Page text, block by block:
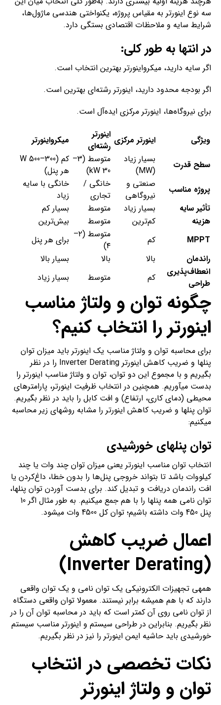
سه نوع اینورتر به مقیاس پروژه، یکنواختی هندسی ماژول‌ها،
شرایط سایه و ملاحظات اقتصادی بستگی دارد.
در انتها به طور کلی:
اگر سایه دارید، میکرواینورتر بهترین انتخاب است.
اگر بودجه محدود دارید، اینورتر رشته‌ای بهترین است.
برای نیروگاه‌ها، اینورتر مرکزی ایده‌آل است.
ویژگی اینورتر مرکزی اینورتر
رشته‌ای
میکرواینورتر
سطح قدرت
بسیار زیاد
(MW)
متوسط (3–
30 kW)
کم (300–500 W
هر پنل)
پروژه مناسب
صنعتی و
نیروگاهی
خانگی /
تجاری
خانگی با سایه
زیاد
تأثیر سایه
بسیار زیاد متوسط
بسیار کم
هزینه
کم‌ترین متوسط
بیش‌ترین
MPPT
کم
متوسط (۲–
۴)
برای هر پنل
راندمان
بالا بالا
بسیار بالا
انعطاف‌پذیری
طراحی
کم متوسط بسیار زیاد
چگونه توان و ولتاژ مناسب
اینورتر را انتخاب کنیم؟
برای محاسبه توان و ولتاژ مناسب یک اینورتر باید میزان توان
پنل­ها و ضریب کاهش اینورتر Inverter Derating را در نظر
بگیریم و با مجموع این دو توان، توان و ولتاژ مناسب اینورتر را
بدست می­آوریم. همچنین در انتخاب ظرفیت اینورتر، پارامترهای
محیطی (دمای کاری، ارتفاع) و افت کابل را باید در نظر بگیریم.
توان پنل­ها و ضریب کاهش اینورتر را مشابه روش­های زیر محاسبه
می­کنیم:
توان پنل­های خورشیدی
انتخاب توان مناسب اینورتر یعنی میزان توان چند وات یا چند
کیلووات باشد تا بتواند خروجی پنل‌ها را بدون خطا، داغ‌کردن یا
افت راندمان دریافت و تبدیل کند. برای بدست آوردن توان پنل­ها،
توان نامی همه پنل­ها را با هم جمع می­کنیم. به طور مثال اگر 10
پنل 450 وات داشته باشیم؛ توان کل 4500 وات می­شود.
اعمال ضریب کاهش
(
Inverter Derating
)
همه­ی تجهیزات الکترونیکی یک توان نامی و یک توان واقعی
دارند که با هم همیشه برابر نیستند. معمولا توان واقعی دستگاه
از توان نامی روی آن کمتر است که باید در محاسبه توان آن را در
نظر بگیریم. بنابراین در طراحی سیستم و اینورتر مناسب سیستم
خورشیدی باید حاشیه ایمن اینورتر را نیز در نظر بگیریم.
نکات تخصصی در انتخاب
توان و ولتاژ اینورتر